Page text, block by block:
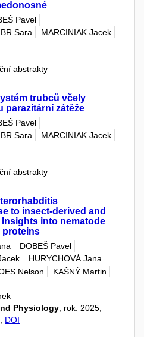
Pavel
Sara
MARCINIAK Jacek
abstrakty
trubců včely
parazitární zátěže
Pavel
Sara
MARCINIAK Jacek
abstrakty
to insect-derived and
into nematode
proteins
DOBEŠ Pavel
HURYCHOVÁ Jana
Nelson
KAŠNÝ Martin
Physiology , rok: 2025,
DOI